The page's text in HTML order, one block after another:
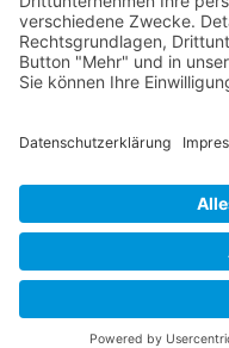
Wehrheim im Taunus,
Homburg, Friedrichsdorf,
Main-Gebiet, Rosbach,
Bettina Bonkas,
Wehrheim im Taunus |